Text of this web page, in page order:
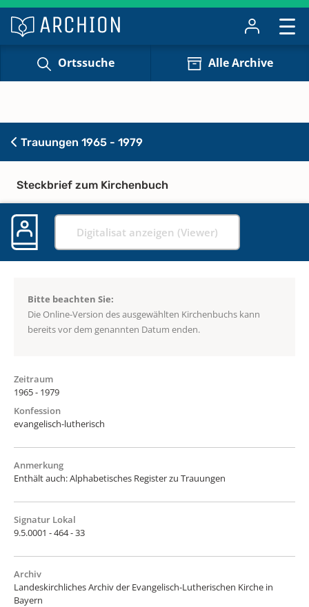
Ortssuche Alle Archive
Trauungen 1965 - 1979
Steckbrief zum Kirchenbuch
Digitalisat anzeigen (Viewer)
Bitte beachten Sie:
Die Online-Version des ausgewählten Kirchenbuchs kann
bereits vor dem genannten Datum enden.
Zeitraum
1965 - 1979
Konfession
evangelisch-lutherisch
Anmerkung
Enthält auch: Alphabetisches Register zu Trauungen
Signatur Lokal
9.5.0001 - 464 - 33
Archiv
Landeskirchliches Archiv der Evangelisch-Lutherischen Kirche in
Bayern